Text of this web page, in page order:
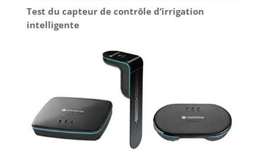
Test du capteur de contrôle d’irrigation
intelligente